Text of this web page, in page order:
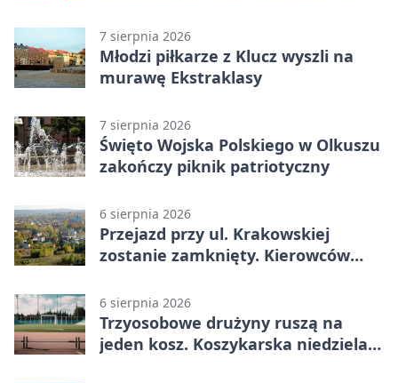
7 sierpnia 2026
Młodzi piłkarze z Klucz wyszli na
murawę Ekstraklasy
7 sierpnia 2026
Święto Wojska Polskiego w Olkuszu
zakończy piknik patriotyczny
6 sierpnia 2026
Przejazd przy ul. Krakowskiej
zostanie zamknięty. Kierowców
6 sierpnia 2026
Trzyosobowe drużyny ruszą na
jeden kosz. Koszykarska niedziela